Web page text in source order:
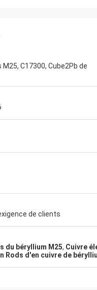
M25, C17300, Cube2Pb de
de clients
du béryllium M25, Cuivre
Rods d'en cuivre de